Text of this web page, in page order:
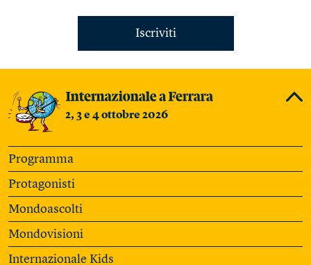
Iscriviti
2, 3 e 4 ottobre 2026
Programma
Protagonisti
Mondoascolti
Mondovisioni
Internazionale Kids